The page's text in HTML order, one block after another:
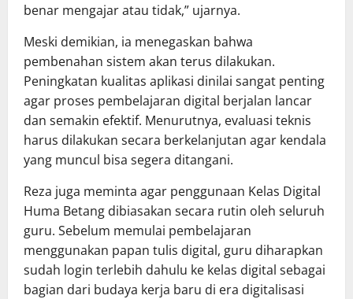
benar mengajar atau tidak,” ujarnya.
‎Meski demikian, ia menegaskan bahwa
pembenahan sistem akan terus dilakukan.
Peningkatan kualitas aplikasi dinilai sangat penting
agar proses pembelajaran digital berjalan lancar
dan semakin efektif. Menurutnya, evaluasi teknis
harus dilakukan secara berkelanjutan agar kendala
yang muncul bisa segera ditangani.
‎Reza juga meminta agar penggunaan Kelas Digital
Huma Betang dibiasakan secara rutin oleh seluruh
guru. Sebelum memulai pembelajaran
menggunakan papan tulis digital, guru diharapkan
sudah login terlebih dahulu ke kelas digital sebagai
bagian dari budaya kerja baru di era digitalisasi